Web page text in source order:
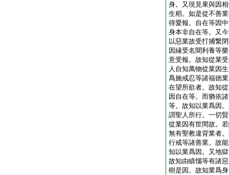
身。又現見果與因
生稻。如是從不善
得愛報。自在等因
身本非自在等。又
以惡業故受打捕繋
因縁受名聞利養等
意受報。故知從業
人自知萬物從業因
爲施戒忍等諸福徳
在望所欲者。故知
因自在等。而猶依
等。故知以業爲因
謂聖人所行。一切
從業因有世間故。
無有聖教違背業者
行戒等諸善業。故
知以業爲因。又地
故知由瞋惱等有諸
樹是因。故知業爲